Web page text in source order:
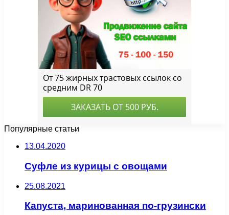
Популярные статьи
13.04.2020
Суфле из курицы с овощами
25.08.2021
Капуста, маринованная по-грузински